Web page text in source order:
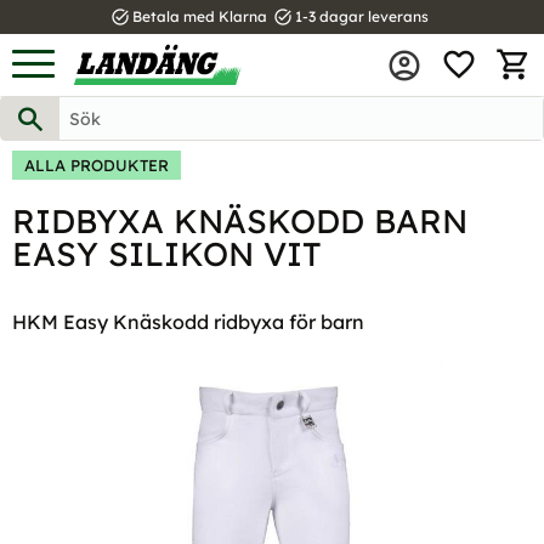
Meny
task_alt Betala med Klarna task_alt 1-3 dagar leverans
ALLA PRODUKTER
RIDBYXA KNÄSKODD BARN
EASY SILIKON VIT
HKM Easy Knäskodd ridbyxa för barn